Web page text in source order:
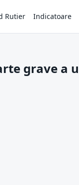
Rutier Indicatoare
grave a